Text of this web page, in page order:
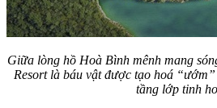
Giữa lòng hồ Hoà Bình mênh mang
Resort là báu vật được tạo hoá
tầng lớp tinh